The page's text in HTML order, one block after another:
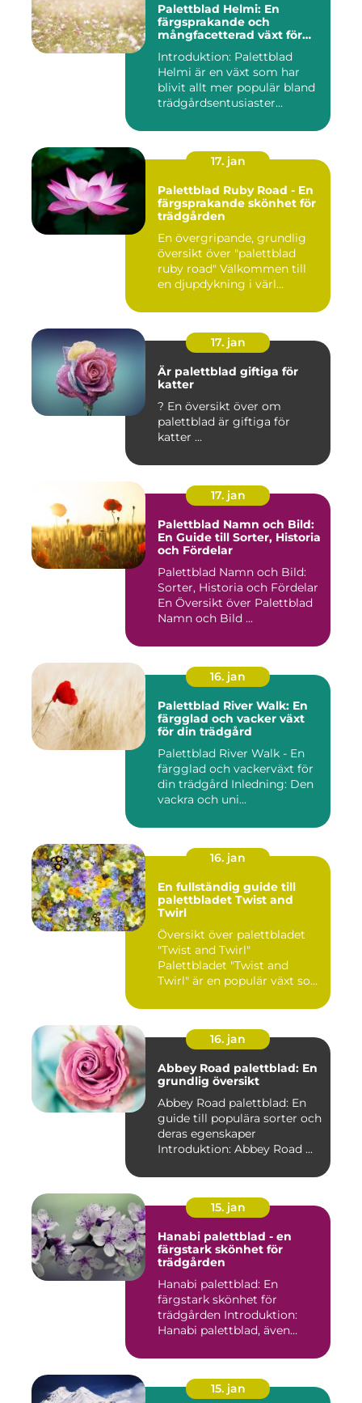
Palettblad Helmi: En
färgsprakande och
mångfacetterad växt för
Introduktion: Palettblad
Helmi är en växt som har
blivit allt mer populär bland
trädgårdsentusiaster...
17. jan
Palettblad Ruby Road - En
färgsprakande skönhet för
trädgården
En övergripande, grundlig
översikt över "palettblad
ruby road" Välkommen till
en djupdykning i värl...
17. jan
Är palettblad giftiga för
katter
? En översikt över om
palettblad är giftiga för
katter ...
17. jan
Palettblad Namn och Bild:
En Guide till Sorter, Historia
och Fördelar
Palettblad Namn och Bild:
Sorter, Historia och Fördelar
En Översikt över Palettblad
Namn och Bild ...
16. jan
Palettblad River Walk: En
färgglad och vacker växt
för din trädgård
Palettblad River Walk - En
färgglad och vackerväxt för
din trädgård Inledning: Den
vackra och uni...
16. jan
En fullständig guide till
palettbladet Twist and
Twirl
Översikt över palettbladet
"Twist and Twirl"
Palettbladet "Twist and
Twirl" är en populär växt som
16. jan
Abbey Road palettblad: En
grundlig översikt
Abbey Road palettblad: En
guide till populära sorter och
deras egenskaper
Introduktion: Abbey Road ...
15. jan
Hanabi palettblad - en
färgstark skönhet för
trädgården
Hanabi palettblad: En
färgstark skönhet för
trädgården Introduktion:
Hanabi palettblad, även
15. jan